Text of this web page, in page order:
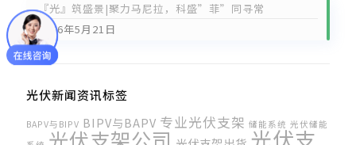
『光』筑盛景|聚力马尼拉，科盛”菲”同寻常
2026年5月21日
光伏新闻资讯标签
BAPV与BIPV BIPV与BAPV 专业光伏支架 储能系统 光伏储能